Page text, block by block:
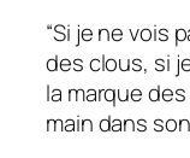
“Si je ne vois
des clous, si
la marque
main dans